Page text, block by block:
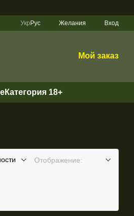
Укр Рус Желания Вход
Мой заказ
Категория 18+
Отображение: